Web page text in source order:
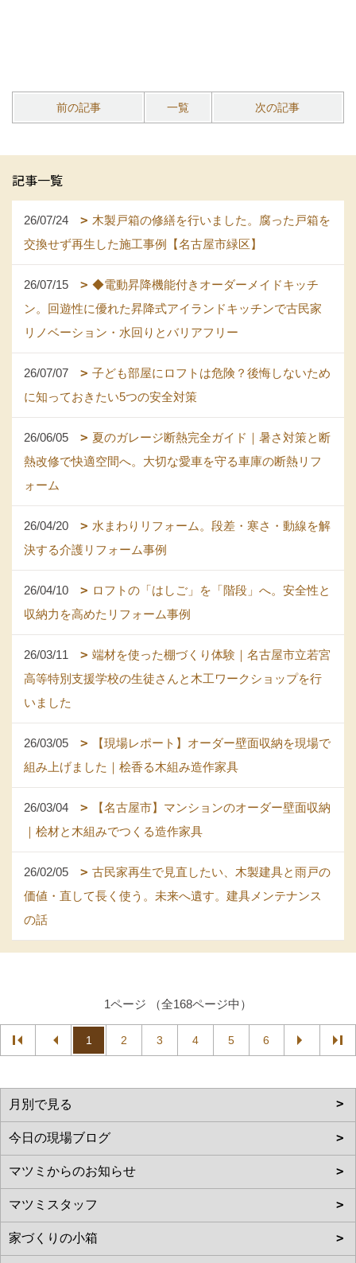
前の記事 一覧 次の記事
記事一覧
26/07/24
木製戸箱の修繕を行いました。腐った戸箱を
交換せず再生した施工事例【名古屋市緑区】
26/07/15
◆電動昇降機能付きオーダーメイドキッチ
ン。回遊性に優れた昇降式アイランドキッチンで古民家
リノベーション・水回りとバリアフリー
26/07/07
子ども部屋にロフトは危険？後悔しないため
に知っておきたい5つの安全対策
26/06/05
夏のガレージ断熱完全ガイド｜暑さ対策と断
熱改修で快適空間へ。大切な愛車を守る車庫の断熱リフ
ォーム
26/04/20
水まわりリフォーム。段差・寒さ・動線を解
決する介護リフォーム事例
26/04/10
ロフトの「はしご」を「階段」へ。安全性と
収納力を高めたリフォーム事例
26/03/11
端材を使った棚づくり体験｜名古屋市立若宮
高等特別支援学校の生徒さんと木工ワークショップを行
いました
26/03/05
【現場レポート】オーダー壁面収納を現場で
組み上げました｜桧香る木組み造作家具
26/03/04
【名古屋市】マンションのオーダー壁面収納
｜桧材と木組みでつくる造作家具
26/02/05
古民家再生で見直したい、木製建具と雨戸の
価値・直して長く使う。未来へ遺す。建具メンテナンス
の話
1ページ （全168ページ中）
1 2 3 4 5 6